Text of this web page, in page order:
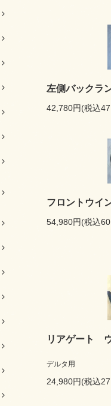
左側バックラ
42,780円(税込
フロントウイ
54,980円(税込
リアゲート
デルタ用
24,980円(税込